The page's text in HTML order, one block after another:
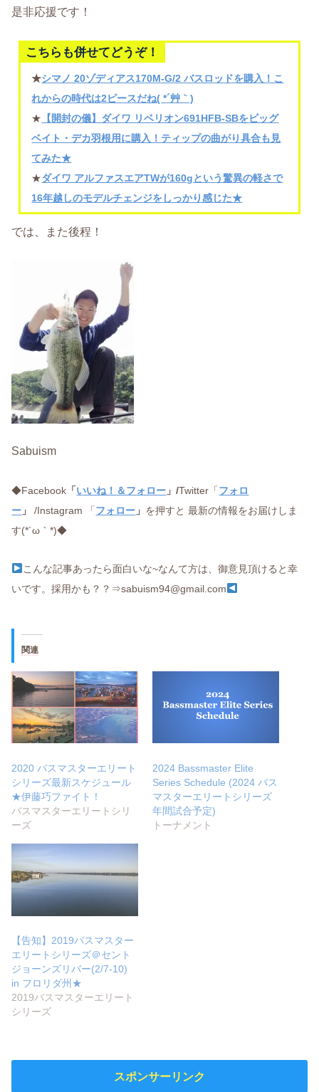
是非応援です！
こちらも併せてどうぞ！
★シマノ 20ゾディアス170M-G/2 バスロッドを購入！こ
れからの時代は2ピースだね( *´艸｀)
★ 【開封の儀】ダイワ リベリオン691HFB-SBをビッグ
ベイト・デカ羽根用に購入！ティップの曲がり具合も見
てみた★
★ダイワ アルファスエアTWが160gという驚異の軽さで
16年越しのモデルチェンジをしっかり感じた★
では、また後程！
Sabuism
◆Facebook 「いいね！＆フォロー 」/Twitter「フォロ
ー 」/Instagram 「フォロー 」 を押すと 最新の情報をお届けしま
す(*´ω｀*)◆
こんな記事あったら面白いな~なんて方は、御意見頂けると幸
いです。採用かも？？⇒sabuism94@gmail.com
関連
2020 バスマスターエリート
シリーズ最新スケジュール
★伊藤巧ファイト！
バスマスターエリートシリ
ーズ
2024 Bassmaster Elite
Series Schedule (2024 バス
マスターエリートシリーズ
年間試合予定)
トーナメント
【告知】2019バスマスター
エリートシリーズ＠セント
ジョーンズリバー(2/7-10)
in フロリダ州★
2019バスマスターエリート
シリーズ
スポンサーリンク